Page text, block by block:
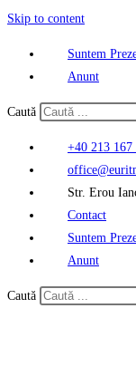
Skip to content
Suntem
Anunt
Caută
+40 213 167
Str. Erou
Contact
Suntem
Anunt
Caută